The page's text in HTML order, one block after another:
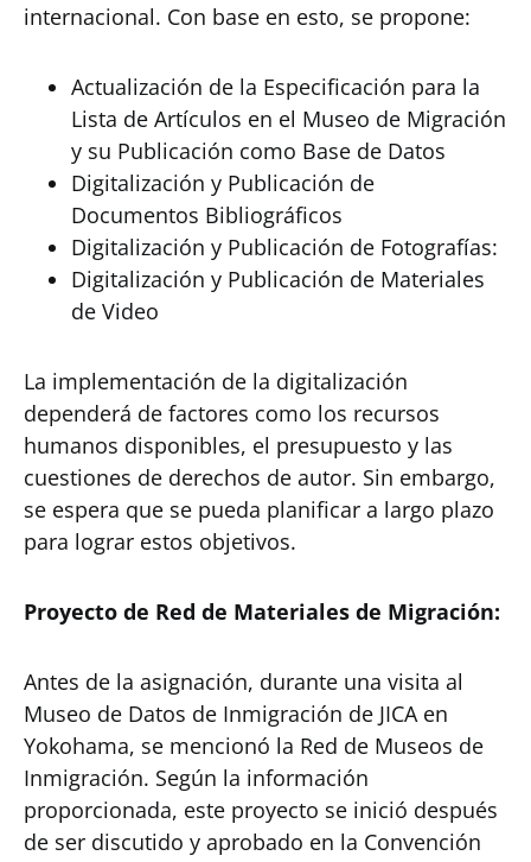
internacional. Con base en esto, se propone:
Actualización de la Especificación para la
Lista de Artículos en el Museo de Migración
y su Publicación como Base de Datos
Digitalización y Publicación de
Documentos Bibliográficos
Digitalización y Publicación de Fotografías:
Digitalización y Publicación de Materiales
de Video
La implementación de la digitalización
dependerá de factores como los recursos
humanos disponibles, el presupuesto y las
cuestiones de derechos de autor. Sin embargo,
se espera que se pueda planificar a largo plazo
para lograr estos objetivos.
Proyecto de Red de Materiales de Migración:
Antes de la asignación, durante una visita al
Museo de Datos de Inmigración de JICA en
Yokohama, se mencionó la Red de Museos de
Inmigración. Según la información
proporcionada, este proyecto se inició después
de ser discutido y aprobado en la Convención